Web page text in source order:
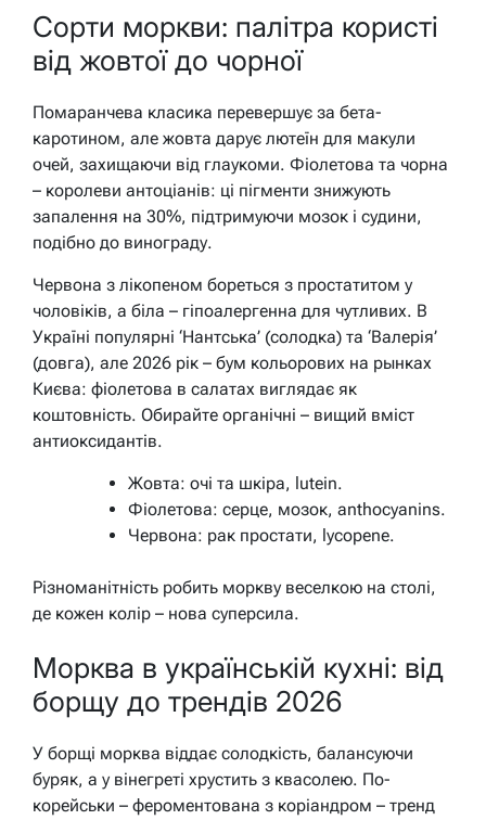
Сорти моркви: палітра користі
від жовтої до чорної
Помаранчева класика перевершує за бета-
каротином, але жовта дарує лютеїн для макули
очей, захищаючи від глаукоми. Фіолетова та чорна
– королеви антоціанів: ці пігменти знижують
запалення на 30%, підтримуючи мозок і судини,
подібно до винограду.
Червона з лікопеном бореться з простатитом у
чоловіків, а біла – гіпоалергенна для чутливих. В
Україні популярні ‘Нантська’ (солодка) та ‘Валерія’
(довга), але 2026 рік – бум кольорових на рынках
Києва: фіолетова в салатах виглядає як
коштовність. Обирайте органічні – вищий вміст
антиоксидантів.
Жовта: очі та шкіра, lutein.
Фіолетова: серце, мозок, anthocyanins.
Червона: рак простати, lycopene.
Різноманітність робить моркву веселкою на столі,
де кожен колір – нова суперсила.
Морква в українській кухні: від
борщу до трендів 2026
У борщі морква віддає солодкість, балансуючи
буряк, а у вінегреті хрустить з квасолею. По-
корейськи – фероментована з коріандром – тренд